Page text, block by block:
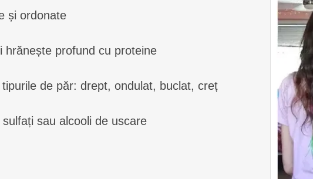
și ordonate
hrănește profund cu proteine
de păr: drept, ondulat, buclat, creț
sau alcooli de uscare